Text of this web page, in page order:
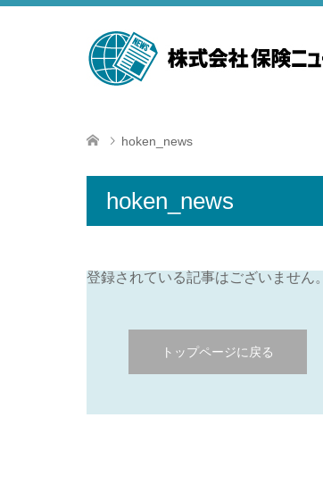
hoken_news
hoken_news
登録されている記事はございません。
トップページに戻る